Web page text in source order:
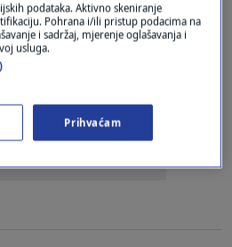
podataka. Aktivno skeniranje
Pohrana i/ili pristup podacima na
i sadržaj, mjerenje oglašavanja i
usluga.
Prihvaćam